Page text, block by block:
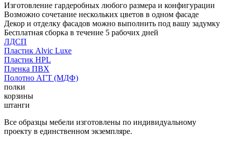
Изготовление гардеробных любого размера и конфигурации
Возможно сочетание нескольких цветов в одном фасаде
Декор и отделку фасадов можно выполнить под вашу задумку
Бесплатная сборка в течение 5 рабочих дней
ЛДСП
Пластик Alvic Luxe
Пластик HPL
Пленка ПВХ
Полотно АГТ (МДФ)
полки
корзины
штанги
Все образцы мебели изготовлены по индивидуальному
проекту в единственном экземпляре.